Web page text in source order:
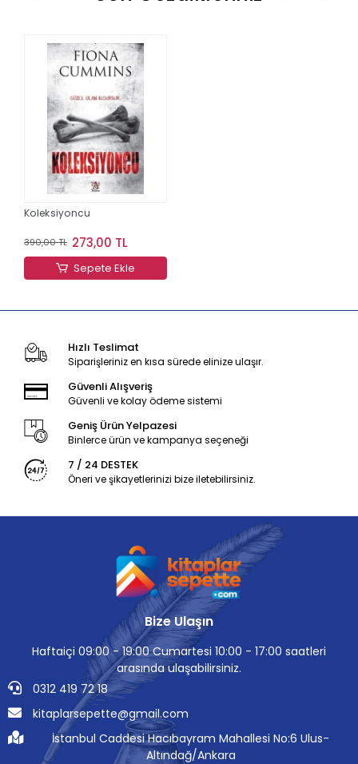
Koleksiyoncu
390,00 TL 273,00 TL
Sepete Ekle
Hızlı Teslimat
Siparişleriniz en kısa sürede elinize ulaşır.
Güvenli Alışveriş
Güvenli ve kolay ödeme sistemi
Geniş Ürün Yelpazesi
Binlerce ürün ve kampanya seçeneği
7 / 24 DESTEK
Öneri ve şikayetlerinizi bize iletebilirsiniz.
Bize Ulaşın
Haftaiçi 09:00 - 19:00 Cumartesi 10:00 - 17:00 saatleri
arasında ulaşabilirsiniz.
0312 419 72 18
kitaplarsepette@gmail.com
İstanbul Caddesi Hacıbayram Mahallesi No:6 Ulus-
Altındağ/Ankara